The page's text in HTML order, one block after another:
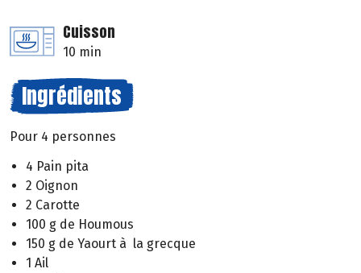
Cuisson
10 min
Ingrédients
Pour 4 personnes
4 Pain pita
2 Oignon
2 Carotte
100 g de Houmous
150 g de Yaourt à la grecque
1 Ail